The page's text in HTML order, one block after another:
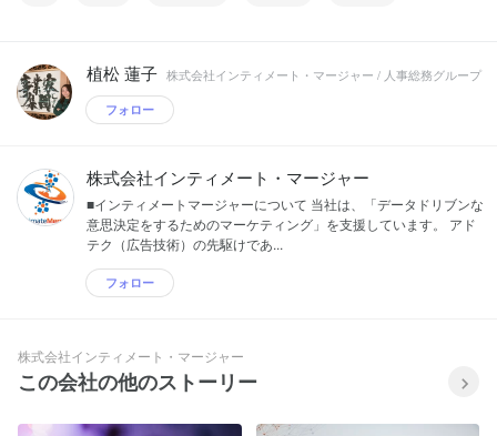
植松 蓮子 株式会社インティメート・マージャー / 人事総務グループ
フォロー
株式会社インティメート・マージャー
■インティメートマージャーについて 当社は、「データドリブンな
意思決定をするためのマーケティング」を支援しています。 アド
テク（広告技術）の先駆けであ...
フォロー
株式会社インティメート・マージャー
この会社の他のストーリー